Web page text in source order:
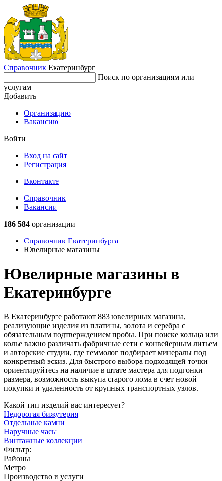
Справочник Екатеринбург
Поиск по организациям или
услугам
Добавить
Организацию
Вакансию
Войти
Вход на сайт
Регистрация
Вконтакте
Справочник
Вакансии
186 584 организации
Справочник Екатеринбурга
Ювелирные магазины
Ювелирные магазины в
Екатеринбурге
В Екатеринбурге работают 883 ювелирных магазина,
реализующие изделия из платины, золота и серебра с
обязательным подтверждением пробы. При поиске кольца или
колье важно различать фабричные сети с конвейерным литьем
и авторские студии, где геммолог подбирает минералы под
конкретный эскиз. Для быстрого выбора подходящей точки
ориентируйтесь на наличие в штате мастера для подгонки
размера, возможность выкупа старого лома в счет новой
покупки и удаленность от крупных транспортных узлов.
Какой тип изделий вас интересует?
Недорогая бижутерия
Отдельные камни
Наручные часы
Винтажные коллекции
Фильтр:
Районы
Метро
Производство и услуги